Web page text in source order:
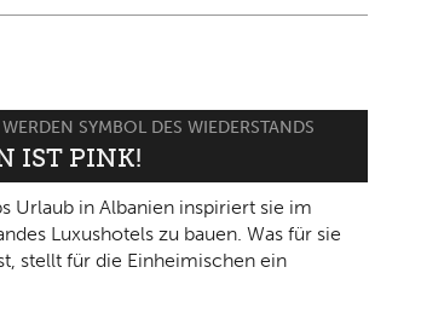
SYMBOL DES WIEDERSTANDS
IST PINK!
Urlaub in Albanien inspiriert sie im
Luxushotels zu bauen. Was für sie
stellt für die Einheimischen ein